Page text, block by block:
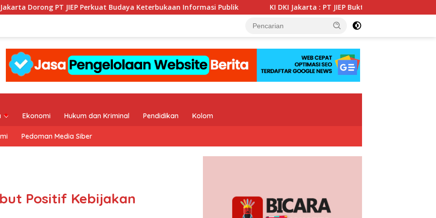
Budaya Keterbukaan Informasi Publik KI DKI Jakarta : PT JIEP Buktikan Transparansi KIP Mampu Perkuat Tata
Ekonomi Hukum dan Kriminal Pendidikan Kolom
Pedoman Media Siber
Positif Kebijakan